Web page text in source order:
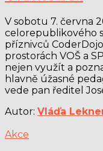
V sobotu 7. června
celorepublikového
příznivců
prostorách VOŠ a
nejen využít a
hlavně úžasné
vede pan ředitel
Autor: Vláďa
Akce